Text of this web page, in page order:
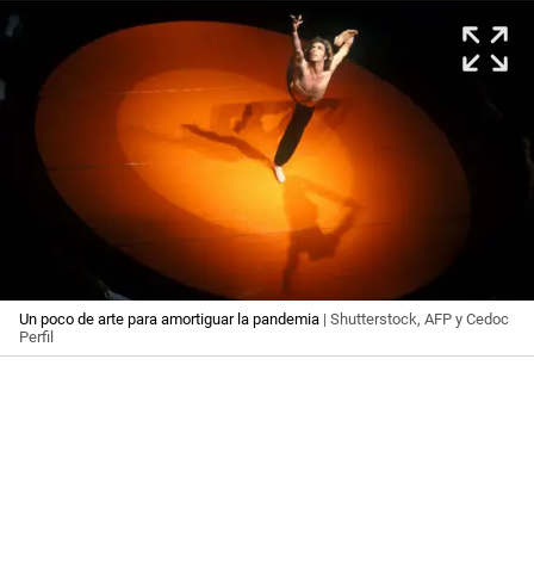
Un poco de arte para amortiguar la pandemia | Shutterstock, AFP y Cedoc
Perfil